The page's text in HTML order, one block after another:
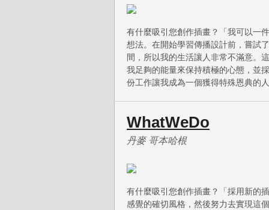
有什麼吸引您創作插畫？「我可以一
想法。在開始學習傳播設計前，嘗試
間，所以我的生活讓人非常不滿意。
我足夠的能量來保持積極的心態，並
份工作讓我成為一個獲得特殊恩典的
WhatWeDo
丹麥 哥本哈根
有什麼吸引您創作插畫？「採用新的
感覺的確切風格，然後努力去實現這